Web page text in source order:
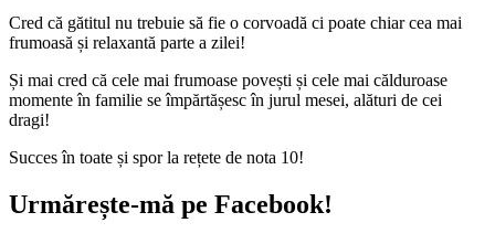
Cred că gătitul nu trebuie să fie o corvoadă ci poate chiar cea mai
frumoasă și relaxantă parte a zilei!
Și mai cred că cele mai frumoase povești și cele mai călduroase
momente în familie se împărtășesc în jurul mesei, alături de cei
dragi!
Succes în toate și spor la rețete de nota 10!
Urmărește-mă pe Facebook!